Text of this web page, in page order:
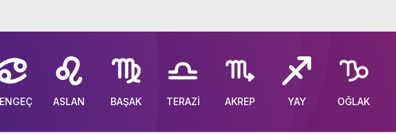
ASLAN BAŞAK TERAZİ AKREP YAY OĞLAK